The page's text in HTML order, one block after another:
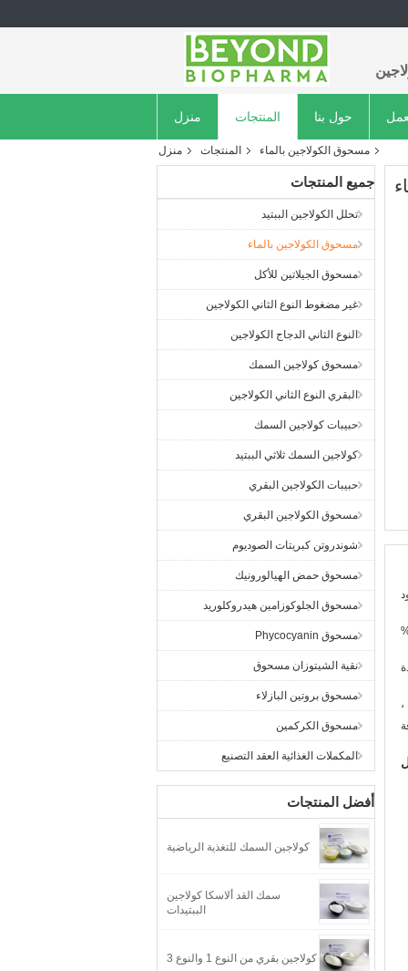
منزل المنتجات حول بنا
منزل المنتجات مسحوق الكولاجين بالماء
جميع المنتجات
تحلل الكولاجين الببتيد
مسحوق الكولاجين بالماء
مسحوق الجيلاتين للأكل
غير مضغوط النوع الثاني الكولاجين
النوع الثاني الدجاج الكولاجين
مسحوق كولاجين السمك
البقري النوع الثاني الكولاجين
حبيبات كولاجين السمك
كولاجين السمك ثلاثي الببتيد
حبيبات الكولاجين البقري
مسحوق الكولاجين البقري
شوندروتن كبريتات الصوديوم
مسحوق حمض الهيالورونيك
مسحوق الجلوكوزامين هيدروكلوريد
مسحوق Phycocyanin
نقية الشيتوزان مسحوق
مسحوق بروتين البازلاء
مسحوق الكركمين
المكملات الغذائية العقد التصنيع
أفضل المنتجات
كولاجين السمك للتغذية الرياضية
سمك القد ألاسكا كولاجين
الببتيدات
كولاجين بقري من النوع 1 والنوع 3